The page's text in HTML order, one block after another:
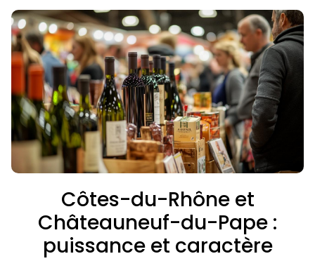
Côtes-du-Rhône et
Châteauneuf-du-Pape :
puissance et caractère